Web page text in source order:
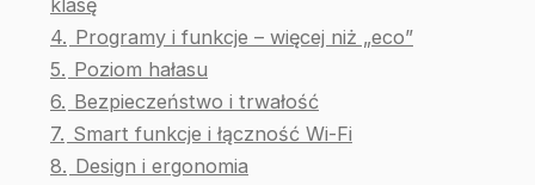
klasę
4. Programy i funkcje – więcej niż „eco”
5. Poziom hałasu
6. Bezpieczeństwo i trwałość
7. Smart funkcje i łączność Wi-Fi
8. Design i ergonomia